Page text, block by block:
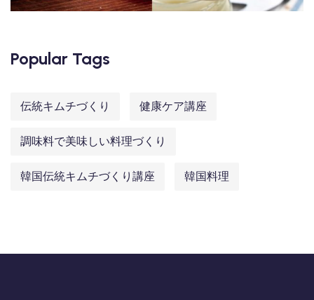
Popular Tags
伝統キムチづくり 健康ケア講座
調味料で美味しい料理づくり
韓国伝統キムチづくり講座 韓国料理